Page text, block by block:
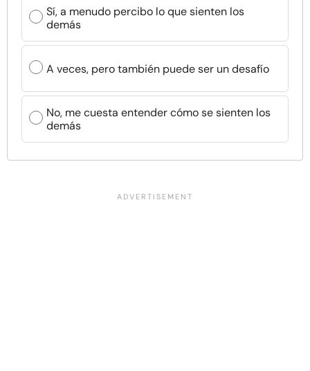
Sí, a menudo percibo lo que sienten los
demás
A veces, pero también puede ser un desafío
No, me cuesta entender cómo se sienten los
demás